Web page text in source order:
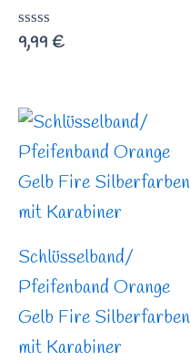
Bewertet
mit
9,99 €
Schlüsselband/
Pfeifenband Orange
Gelb Fire Silberfarben
mit Karabiner